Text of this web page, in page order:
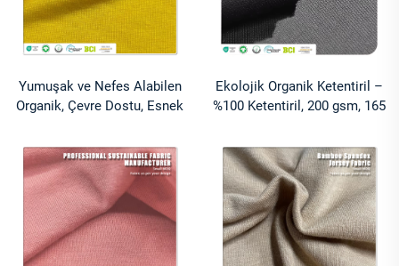
Yumuşak ve Nefes Alabilen
Organik, Çevre Dostu, Esnek
Orta Ağırlıkta Örgü 2*2
Tişörtler İçin
Ekolojik Organik Ketentiril –
%100 Ketentiril, 200 gsm, 165
Ürünleri İçin Nefes Alabilen
ve Nem Çekici Hızlı Kuruyan
Kumaş